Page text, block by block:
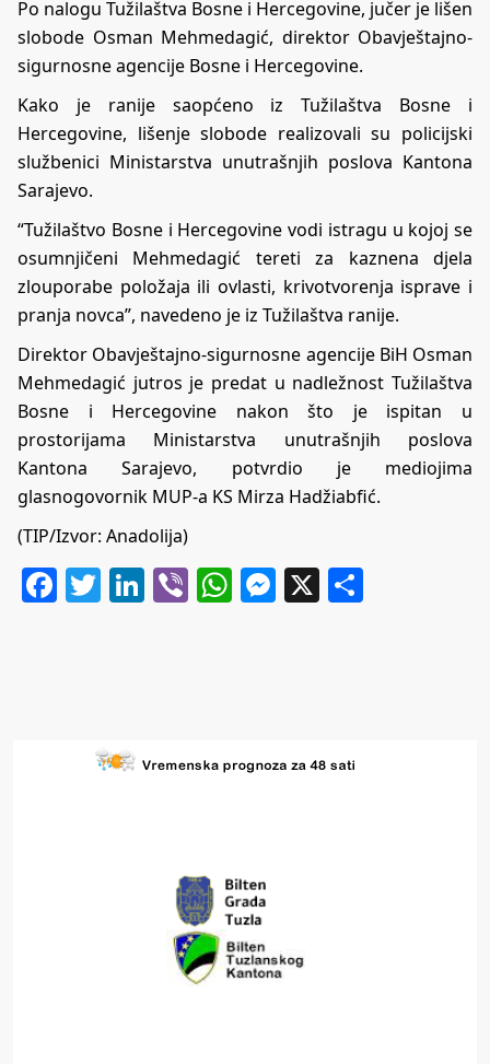
Po nalogu Tužilaštva Bosne i Hercegovine, jučer je lišen
slobode Osman Mehmedagić, direktor Obavještajno-
sigurnosne agencije Bosne i Hercegovine.
Kako je ranije saopćeno iz Tužilaštva Bosne i
Hercegovine, lišenje slobode realizovali su policijski
službenici Ministarstva unutrašnjih poslova Kantona
Sarajevo.
“Tužilaštvo Bosne i Hercegovine vodi istragu u kojoj se
osumnjičeni Mehmedagić tereti za kaznena djela
zlouporabe položaja ili ovlasti, krivotvorenja isprave i
pranja novca”, navedeno je iz Tužilaštva ranije.
Direktor Obavještajno-sigurnosne agencije BiH Osman
Mehmedagić jutros je predat u nadležnost Tužilaštva
Bosne i Hercegovine nakon što je ispitan u
prostorijama Ministarstva unutrašnjih poslova
Kantona Sarajevo, potvrdio je mediojima
glasnogovornik MUP-a KS Mirza Hadžiabfić.
(TIP/Izvor: Anadolija)
Facebook
Twitter
LinkedIn
ViberWhatsApp
Messenger
X